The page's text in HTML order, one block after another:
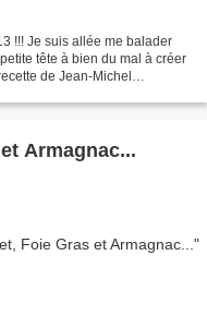
!!! Je suis allée me balader
tête à bien du mal à créer
de Jean-Michel
Armagnac...